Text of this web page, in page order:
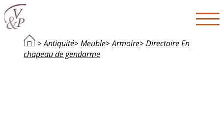
>Antiquité> Meuble> Armoire> Directoire En
chapeau de gendarme